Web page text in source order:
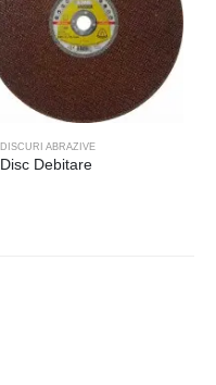
DISCURI ABRAZIVE
Disc Debitare